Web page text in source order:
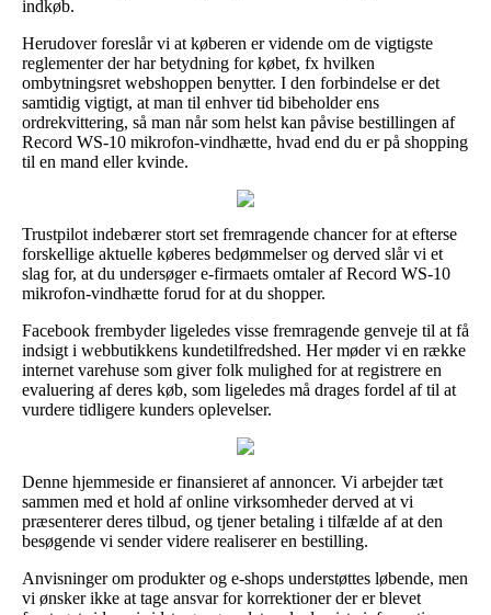
indkøb.
Herudover foreslår vi at køberen er vidende om de vigtigste
reglementer der har betydning for købet, fx hvilken
ombytningsret webshoppen benytter. I den forbindelse er det
samtidig vigtigt, at man til enhver tid bibeholder ens
ordrekvittering, så man når som helst kan påvise bestillingen af
Record WS-10 mikrofon-vindhætte, hvad end du er på shopping
til en mand eller kvinde.
Trustpilot indebærer stort set fremragende chancer for at efterse
forskellige aktuelle køberes bedømmelser og derved slår vi et
slag for, at du undersøger e-firmaets omtaler af Record WS-10
mikrofon-vindhætte forud for at du shopper.
Facebook frembyder ligeledes visse fremragende genveje til at få
indsigt i webbutikkens kundetilfredshed. Her møder vi en række
internet varehuse som giver folk mulighed for at registrere en
evaluering af deres køb, som ligeledes må drages fordel af til at
vurdere tidligere kunders oplevelser.
Denne hjemmeside er finansieret af annoncer. Vi arbejder tæt
sammen med et hold af online virksomheder derved at vi
præsenterer deres tilbud, og tjener betaling i tilfælde af at den
besøgende vi sender videre realiserer en bestilling.
Anvisninger om produkter og e-shops understøttes løbende, men
vi ønsker ikke at tage ansvar for korrektioner der er blevet